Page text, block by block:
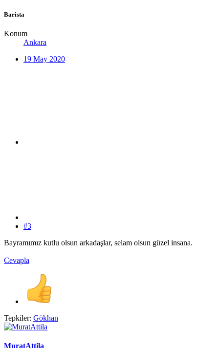
Barista
Konum
Ankara
19 May 2020
#3
Bayramımız kutlu olsun arkadaşlar, selam olsun güzel insana.
Cevapla
Tepkiler: Gökhan
MuratAttila